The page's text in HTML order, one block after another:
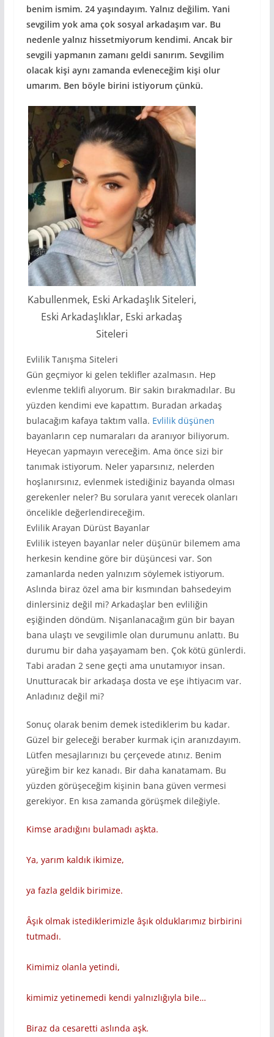
benim ismim. 24 yaşındayım. Yalnız değilim. Yani
sevgilim yok ama çok sosyal arkadaşım var. Bu
nedenle yalnız hissetmiyorum kendimi. Ancak bir
sevgili yapmanın zamanı geldi sanırım. Sevgilim
olacak kişi aynı zamanda evleneceğim kişi olur
umarım. Ben böyle birini istiyorum çünkü.
Kabullenmek, Eski Arkadaşlık Siteleri,
Eski Arkadaşlıklar, Eski arkadaş
Siteleri
Evlilik Tanışma Siteleri
Gün geçmiyor ki gelen teklifler azalmasın. Hep
evlenme teklifi alıyorum. Bir sakin bırakmadılar. Bu
yüzden kendimi eve kapattım. Buradan arkadaş
bulacağım kafaya taktım valla. Evlilik düşünen
bayanların cep numaraları da aranıyor biliyorum.
Heyecan yapmayın vereceğim. Ama önce sizi bir
tanımak istiyorum. Neler yaparsınız, nelerden
hoşlanırsınız, evlenmek istediğiniz bayanda olması
gerekenler neler? Bu sorulara yanıt verecek olanları
öncelikle değerlendireceğim.
Evlilik Arayan Dürüst Bayanlar
Evlilik isteyen bayanlar neler düşünür bilemem ama
herkesin kendine göre bir düşüncesi var. Son
zamanlarda neden yalnızım söylemek istiyorum.
Aslında biraz özel ama bir kısmından bahsedeyim
dinlersiniz değil mi? Arkadaşlar ben evliliğin
eşiğinden döndüm. Nişanlanacağım gün bir bayan
bana ulaştı ve sevgilimle olan durumunu anlattı. Bu
durumu bir daha yaşayamam ben. Çok kötü günlerdi.
Tabi aradan 2 sene geçti ama unutamıyor insan.
Unutturacak bir arkadaşa dosta ve eşe ihtiyacım var.
Anladınız değil mi?
Sonuç olarak benim demek istediklerim bu kadar.
Güzel bir geleceği beraber kurmak için aranızdayım.
Lütfen mesajlarınızı bu çerçevede atınız. Benim
yüreğim bir kez kanadı. Bir daha kanatamam. Bu
yüzden görüşeceğim kişinin bana güven vermesi
gerekiyor. En kısa zamanda görüşmek dileğiyle.
Kimse aradığını bulamadı aşkta.
Ya, yarım kaldık ikimize,
ya fazla geldik birimize.
Âşık olmak istediklerimizle âşık olduklarımız birbirini
tutmadı.
Kimimiz olanla yetindi,
kimimiz yetinemedi kendi yalnızlığıyla bile…
Biraz da cesaretti aslında aşk.